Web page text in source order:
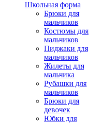
Школьная форма
Брюки для
мальчиков
Костюмы для
мальчиков
Пиджаки для
мальчиков
Жилеты для
мальчика
Рубашки для
мальчиков
Брюки для
девочек
Юбки для